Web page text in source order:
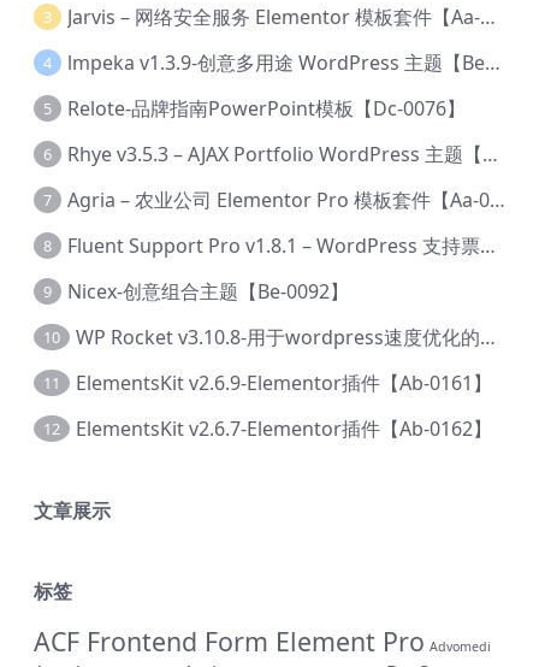
3 Jarvis – 网络安全服务 Elementor 模板套件【Aa-0035】
4 lmpeka v1.3.9-创意多用途 WordPress 主题【Be-0064】
5 Relote-品牌指南PowerPoint模板【Dc-0076】
6 Rhye v3.5.3 – AJAX Portfolio WordPress 主题【Bi-0049】
7 Agria – 农业公司 Elementor Pro 模板套件【Aa-0003】
8 Fluent Support Pro v1.8.1 – WordPress 支持票务系统【Cc-0041】
9 Nicex-创意组合主题【Be-0092】
10 WP Rocket v3.10.8-用于wordpress速度优化的缓存加速插件【Cd-0019】
11 ElementsKit v2.6.9-Elementor插件【Ab-0161】
12 ElementsKit v2.6.7-Elementor插件【Ab-0162】
文章展示
标签
ACF Frontend Form Element Pro Advomedi